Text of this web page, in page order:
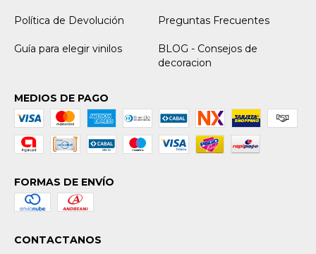
Política de Devolución Preguntas Frecuentes
Guía para elegir vinilos
BLOG - Consejos de
decoracion
MEDIOS DE PAGO
FORMAS DE ENVÍO
CONTACTANOS